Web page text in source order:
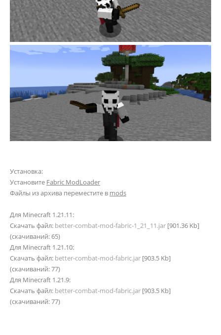
Установка:
Установите Fabric ModLoader
Файлы из архива переместите в mods
Для Minecraft 1.21.11:
Скачать файл: better-combat-mod-fabric-1_21_11.jar
(cкачиваний: 65)
Для Minecraft 1.21.10:
Скачать файл: better-combat-mod-fabric.jar
(cкачиваний: 77)
Для Minecraft 1.21.9:
Скачать файл: better-combat-mod-fabric.jar
(cкачиваний: 77)